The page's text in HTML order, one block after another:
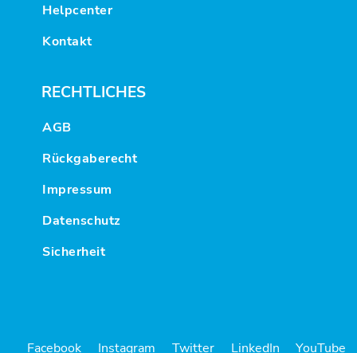
Helpcenter
Kontakt
RECHTLICHES
AGB
Rückgaberecht
Impressum
Datenschutz
Sicherheit
Facebook Instagram Twitter LinkedIn YouTube